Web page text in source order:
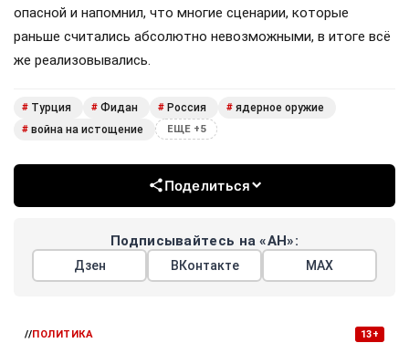
опасной и напомнил, что многие сценарии, которые
раньше считались абсолютно невозможными, в итоге всё
же реализовывались.
# Турция # Фидан # Россия # ядерное оружие
# война на истощение ЕЩЕ +5
Поделиться
Подписывайтесь на «АН»:
Дзен ВКонтакте МАХ
//ПОЛИТИКА 13+